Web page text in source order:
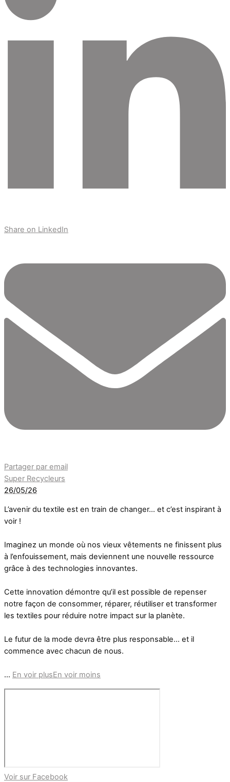
Share on LinkedIn
Partager par email
Super Recycleurs
26/05/26
L’avenir du textile est en train de changer… et c’est inspirant à
voir !
Imaginez un monde où nos vieux vêtements ne finissent plus
à l’enfouissement, mais deviennent une nouvelle ressource
grâce à des technologies innovantes.
Cette innovation démontre qu’il est possible de repenser
notre façon de consommer, réparer, réutiliser et transformer
les textiles pour réduire notre impact sur la planète.
Le futur de la mode devra être plus responsable… et il
commence avec chacun de nous.
... En voir plusEn voir moins
Voir sur Facebook